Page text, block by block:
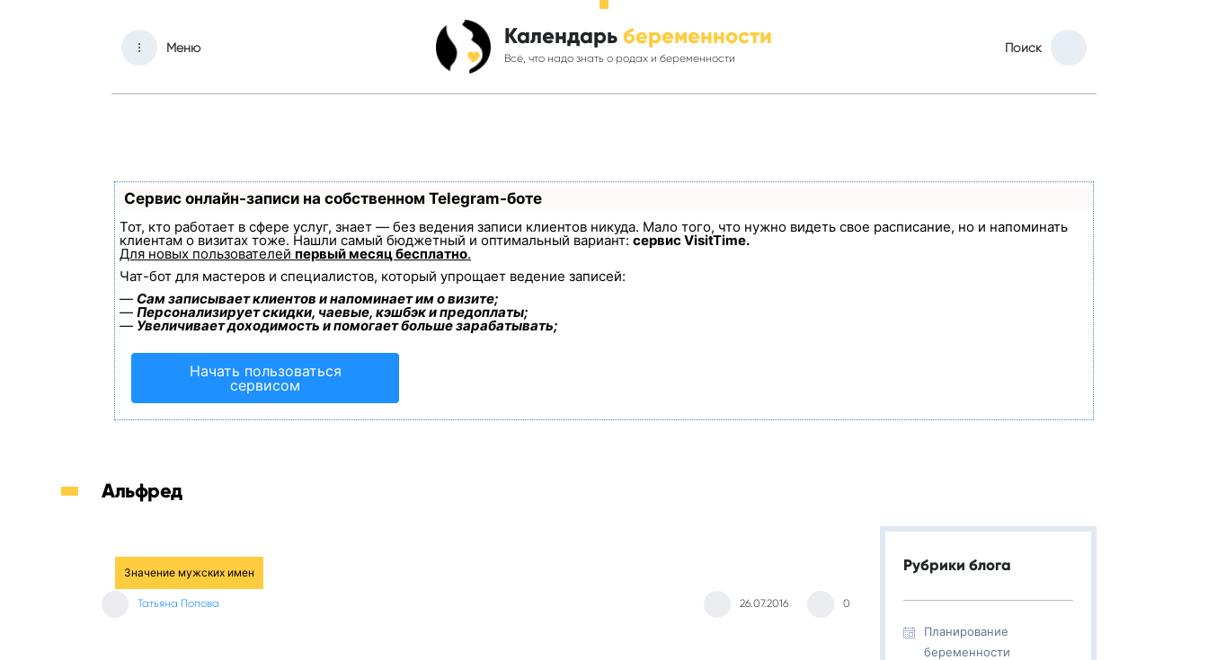
Меню Календарь беременности
Всё, что надо знать о родах и беременности
Поиск
Сервис онлайн-записи на собственном Telegram-боте
Тот, кто работает в сфере услуг, знает — без ведения записи клиентов никуда. Мало того, что нужно видеть свое расписание, но и напоминать
клиентам о визитах тоже. Нашли самый бюджетный и оптимальный вариант: сервис VisitTime.
Для новых пользователей первый месяц бесплатно.
Чат-бот для мастеров и специалистов, который упрощает ведение записей:
— Сам записывает клиентов и напоминает им о визите;
— Персонализирует скидки, чаевые, кэшбэк и предоплаты;
— Увеличивает доходимость и помогает больше зарабатывать;
Начать пользоваться
сервисом
Альфред
Значение мужских имен
Татьяна Попова 26.07.2016 0
Рубрики блога
Планирование
беременности